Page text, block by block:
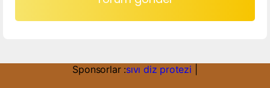
Sponsorlar :sıvı diz protezi